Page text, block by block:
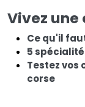
Vivez
Ce qu'il
5
Testez vos
corse